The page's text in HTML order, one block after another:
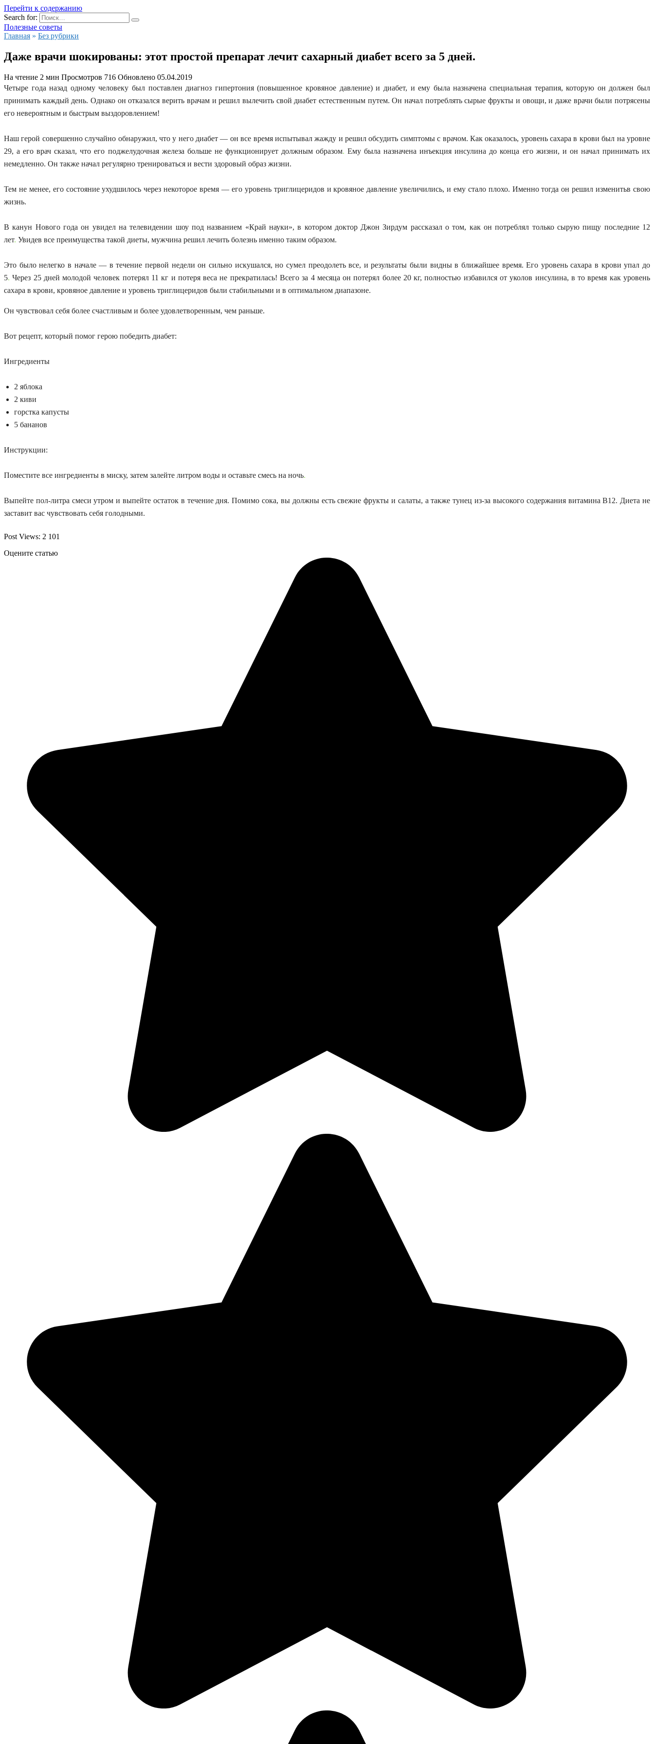
Перейти к содержанию
Search for:
Полезные советы
Главная » Без рубрики
Даже врачи шокированы: этот простой препарат лечит сахарный диабет всего за 5 дней.
На чтение 2 мин Просмотров 716 Обновлено 05.04.2019
Четыре года назад одному человеку был поставлен диагноз гипертония (повышенное кровяное давление) и диабет, и ему была назначена специальная терапия, которую он должен был
принимать каждый день. Однако он отказался верить врачам и решил вылечить свой диабет естественным путем. Он начал потреблять сырые фрукты и овощи, и даже врачи были потрясены
его невероятным и быстрым выздоровлением!
Наш герой совершенно случайно обнаружил, что у него диабет — он все время испытывал жажду и решил обсудить симптомы с врачом. Как оказалось, уровень сахара в крови был на уровне
29, а его врач сказал, что его поджелудочная железа больше не функционирует должным образом. Ему была назначена инъекция инсулина до конца его жизни, и он начал принимать их
немедленно. Он также начал регулярно тренироваться и вести здоровый образ жизни.
Тем не менее, его состояние ухудшилось через некоторое время — его уровень триглицеридов и кровяное давление увеличились, и ему стало плохо. Именно тогда он решил изменитьв свою
жизнь.
В канун Нового года он увидел на телевидении шоу под названием «Край науки», в котором доктор Джон Зирдум рассказал о том, как он потреблял только сырую пищу последние 12
лет. Увидев все преимущества такой диеты, мужчина решил лечить болезнь именно таким образом.
Это было нелегко в начале — в течение первой недели он сильно искушался, но сумел преодолеть все, и результаты были видны в ближайшее время. Его уровень сахара в крови упал до
5. Через 25 дней молодой человек потерял 11 кг и потеря веса не прекратилась! Всего за 4 месяца он потерял более 20 кг, полностью избавился от уколов инсулина, в то время как уровень
сахара в крови, кровяное давление и уровень триглицеридов были стабильными и в оптимальном диапазоне.
Он чувствовал себя более счастливым и более удовлетворенным, чем раньше.
Вот рецепт, который помог герою победить диабет:
Ингредиенты
2 яблока
2 киви
горстка капусты
5 бананов
Инструкции:
Поместите все ингредиенты в миску, затем залейте литром воды и оставьте смесь на ночь.
Выпейте пол-литра смеси утром и выпейте остаток в течение дня. Помимо сока, вы должны есть свежие фрукты и салаты, а также тунец из-за высокого содержания витамина B12. Диета не
заставит вас чувствовать себя голодными.
Post Views: 2 101
Оцените статью